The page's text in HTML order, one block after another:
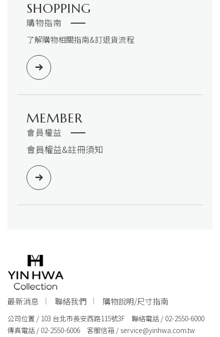
SHOPPING
購物指南
了解購物相關指南&訂退貨流程
MEMBER
會員權益
會員權益&註冊須知
最新消息 聯絡我們 購物說明/尺寸指南
公司位置 / 103 台北市長安西路115號3F 聯絡電話 / 02-2550-6000
傳真電話 / 02-2550-6006 客服信箱 / service@yinhwa.com.tw